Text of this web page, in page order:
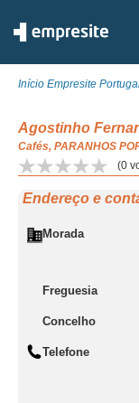
Início Empresite
Agostinho
Cafés, PARANHOS
(0
Endereço e
Morada
Freguesia
Concelho
Telefone